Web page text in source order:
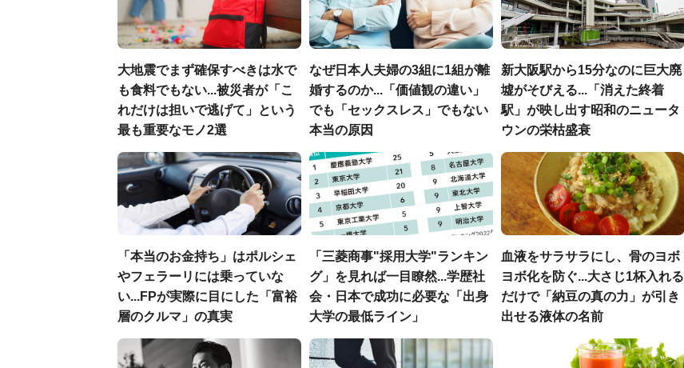
大地震でまず確保すべきは水で
も食料でもない...被災者が「こ
れだけは担いで逃げて」という
最も重要なモノ2選
なぜ日本人夫婦の3組に1組が離
婚するのか...「価値観の違い」
でも「セックスレス」でもない
本当の原因
新大阪駅から15分なのに巨大廃
墟がそびえる...「消えた終着
駅」が映し出す昭和のニュータ
ウンの栄枯盛衰
「本当のお金持ち」はポルシェ
やフェラーリには乗っていな
い...FPが実際に目にした「富裕
層のクルマ」の真実
「三菱商事"採用大学"ランキン
グ」を見れば一目瞭然...学歴社
会・日本で成功に必要な「出身
大学の最低ライン」
血液をサラサラにし、骨のヨボ
ヨボ化を防ぐ...大さじ1杯入れる
だけで「納豆の真の力」が引き
出せる液体の名前